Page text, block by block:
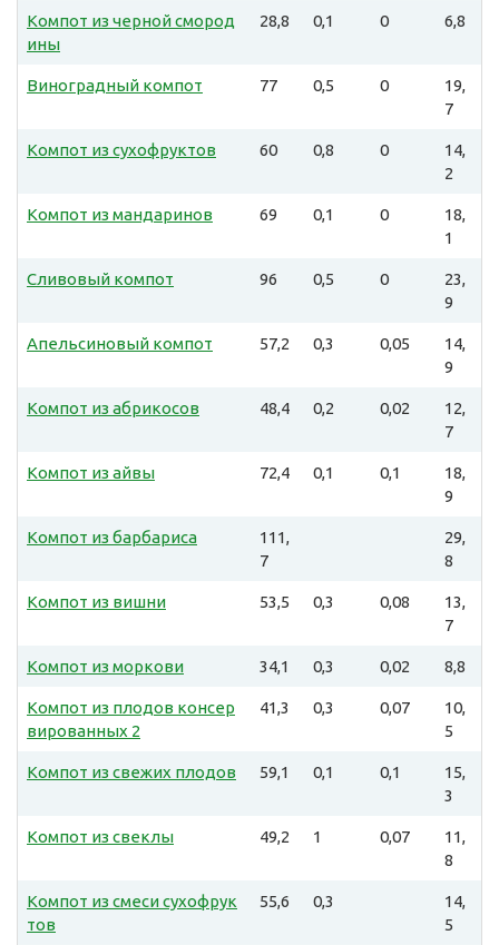
Компот из черной смород
ины
28,8 0,1 0 6,8
Виноградный компот 77 0,5 0
19,
7
Компот из сухофруктов 60 0,8 0
14,
2
Компот из мандаринов 69 0,1 0
18,
1
Сливовый компот 96 0,5 0
23,
9
Апельсиновый компот 57,2 0,3 0,05
14,
9
Компот из абрикосов 48,4 0,2 0,02
12,
7
Компот из айвы 72,4 0,1 0,1
18,
9
Компот из барбариса
111,
7
29,
8
Компот из вишни 53,5 0,3 0,08
13,
7
Компот из моркови 34,1 0,3 0,02 8,8
Компот из плодов консер
вированных 2
41,3 0,3 0,07
10,
5
Компот из свежих плодов 59,1 0,1 0,1
15,
3
Компот из свеклы 49,2 1 0,07
11,
8
Компот из смеси сухофрук
тов
55,6 0,3
14,
5